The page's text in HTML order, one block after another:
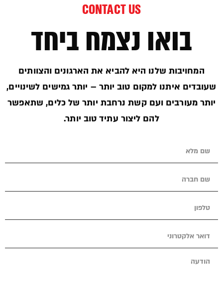
CONTACT US
בואו נצמח ביחד
המחויבות שלנו היא להביא את הארגונים והצוותים
שעובדים איתנו למקום טוב יותר – יותר גמישים לשינויים,
יותר מעורבים ועם קשת נרחבת יותר של כלים, שתאפשר
להם ליצור עתיד טוב יותר.